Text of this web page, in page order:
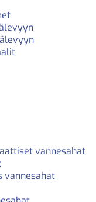
vannesahat
vannesahat